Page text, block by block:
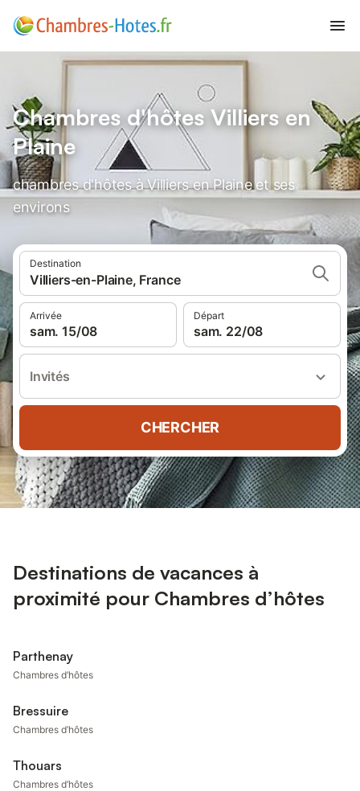
Chambres d'hôtes Villiers en
Plaine
chambres d'hôtes à Villiers en Plaine et ses
environs
Destination
Villiers-en-Plaine, France
Arrivée
sam. 15/08
Départ
sam. 22/08
Invités
CHERCHER
Destinations de vacances à
proximité pour Chambres d’hôtes
Parthenay
Chambres d’hôtes
Bressuire
Chambres d’hôtes
Thouars
Chambres d’hôtes